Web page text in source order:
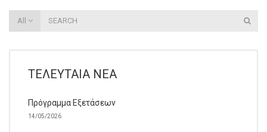
All
ΤΕΛΕΥΤΑΊΑ ΝΈΑ
Πρόγραμμα Εξετάσεων
14/05/2026